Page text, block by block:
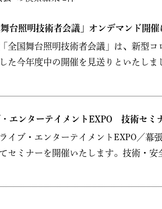
舞台照明技術者会議」オンデマンド開
全国舞台照明技術者会議」は、新型
た今年度中の開催を見送りといたし
・エンターテイメントEXPO 技術セミ
ブ・エンターテイメントEXPO／幕
セミナーを開催いたします。技術・